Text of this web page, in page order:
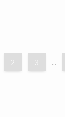
2 3 ...